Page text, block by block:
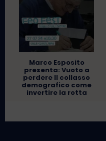
Marco Esposito
presenta: Vuoto a
perdere Il collasso
demografico come
invertire la rotta